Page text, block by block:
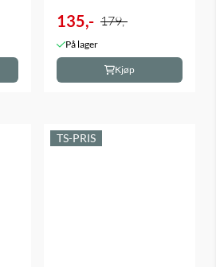
135,- 179,-
På lager
Kjøp